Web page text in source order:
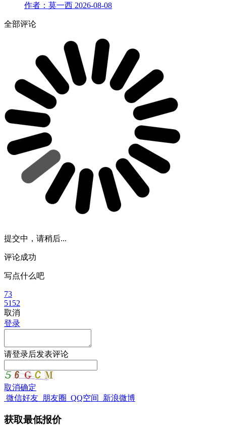
作者：莫一西 2026-08-08
全部评论
提交中，请稍后...
评论成功
写点什么吧
73
5152
取消
登录
请登录后发表评论
取消确定
微信好友 朋友圈 QQ空间 新浪微博
获取最低报价